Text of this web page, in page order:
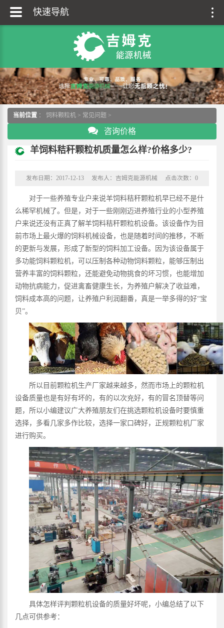
当前位置： 饲料颗粒机> 常见问题 >
咨询价格
羊饲料秸秆颗粒机质量怎么样?价格多少?
发布日期：2017-12-13 发布人：吉姆克能源机械 点击次数： 0
对于一些养殖专业户来说羊饲料秸秆颗粒机早已经不是什
么稀罕机械了。但是，对于一些刚刚迈进养殖行业的小型养殖
户来说还没有正真了解羊饲料秸秆颗粒机设备。该设备作为目
前市场上最火爆的饲料机械设备，也是随着时间的推移，不断
的更新与发展，形成了新型的饲料加工设备。因为该设备属于
多功能饲料颗粒机，可以压制各种动物饲料颗粒，能够压制出
营养丰富的饲料颗粒，还能避免动物挑食的坏习惯，也能增加
动物抗病能力，促进禽畜健康生长，为养殖户解决了收益难，
饲料成本高的问题，让养殖户利润翻番，真是一举多得的好“宝
贝”。
所以目前颗粒机生产厂家越来越多，然而市场上的颗粒机
设备质量也是有好有坏的，有的以次充好，有的冒名顶替等问
题，所以小编建议广大养殖朋友们在挑选颗粒机设备时要慎重
选择，多看几家多作比较，选择一家口碑好，正规颗粒机厂家
进行购买。
具体怎样评判颗粒机设备的质量好坏呢，小编总结了以下
几点可供参考：
快速导航